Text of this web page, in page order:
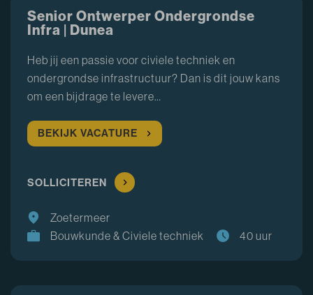
Senior Ontwerper Ondergrondse
Infra | Dunea
Heb jij een passie voor civiele techniek en
ondergrondse infrastructuur? Dan is dit jouw kans
om een bijdrage te levere…
BEKIJK VACATURE
SOLLICITEREN
Zoetermeer
Bouwkunde & Civiele techniek
40 uur